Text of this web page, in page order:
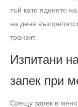
тъй като яденето
на деня
транзит.
Изпитани
запек при
Срещу запек в